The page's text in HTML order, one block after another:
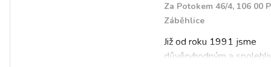
Za Potokem 46/4, 106 00
Záběhlice
Již od roku 1991 jsme
důvěryhodným a